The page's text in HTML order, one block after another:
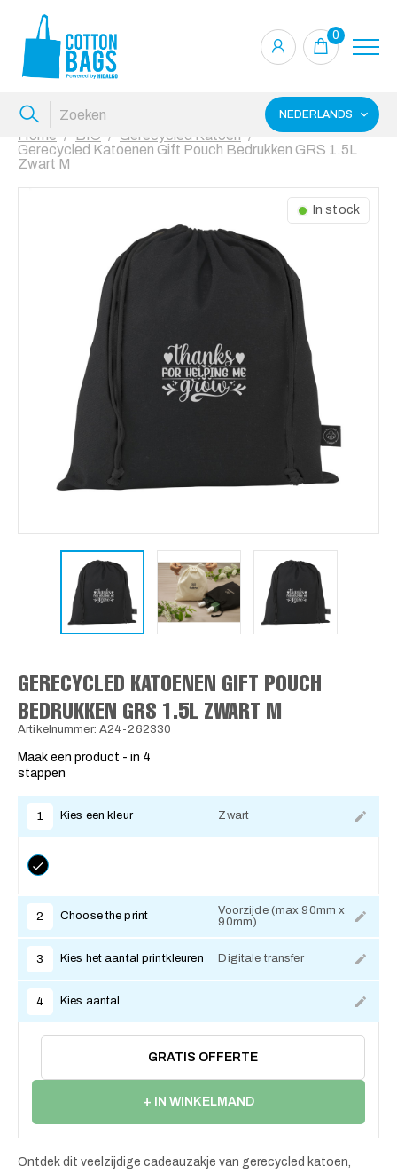
0
NEDERLANDS
Home BIO
Gerecycled Katoen
Gerecycled Katoenen Gift Pouch Bedrukken GRS 1.5L
Zwart M
In stock
GERECYCLED KATOENEN GIFT POUCH
BEDRUKKEN GRS 1.5L ZWART M
Artikelnummer: A24-262330
Maak een product - in 4
stappen
1 Kies een kleur Zwart
2 Choose the print
Voorzijde (max 90mm x
90mm)
3 Kies het aantal printkleuren Digitale transfer
4 Kies aantal
GRATIS OFFERTE
+ IN WINKELMAND
Ontdek dit veelzijdige cadeauzakje van gerecycled katoen,